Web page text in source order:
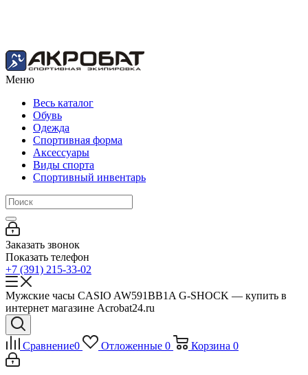
Меню
Весь каталог
Обувь
Одежда
Спортивная форма
Аксессуары
Виды спорта
Спортивный инвентарь
Заказать звонок
Показать телефон
+7 (391) 215-33-02
Мужские часы CASIO AW591BB1A G-SHOCK — купить в
интернет магазине Acrobat24.ru
Сравнение0 Отложенные 0 Корзина 0